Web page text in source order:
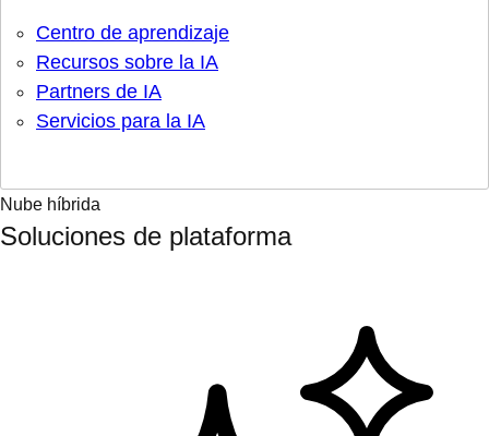
Centro de aprendizaje
Recursos sobre la IA
Partners de IA
Servicios para la IA
Nube híbrida
Soluciones de plataforma